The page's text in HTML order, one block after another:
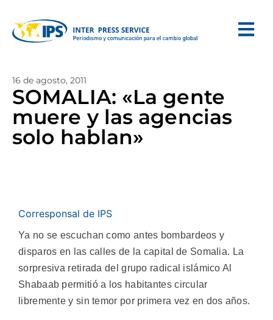
16 de agosto, 2011
SOMALIA: «La gente
muere y las agencias
solo hablan»
Corresponsal de IPS
Ya no se escuchan como antes bombardeos y
disparos en las calles de la capital de Somalia. La
sorpresiva retirada del grupo radical islámico Al
Shabaab permitió a los habitantes circular
libremente y sin temor por primera vez en dos años.